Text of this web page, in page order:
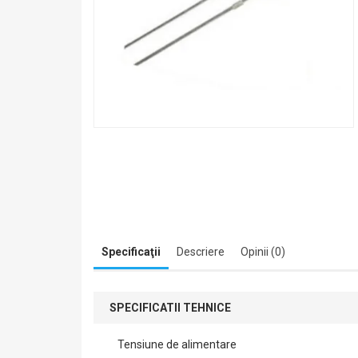
Specificaţii Descriere Opinii (0)
SPECIFICATII TEHNICE
Tensiune de alimentare